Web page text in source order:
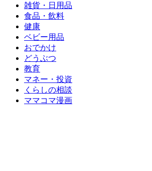
雑貨・日用品
食品・飲料
健康
ベビー用品
おでかけ
どうぶつ
教育
マネー・投資
くらしの相談
ママコマ漫画